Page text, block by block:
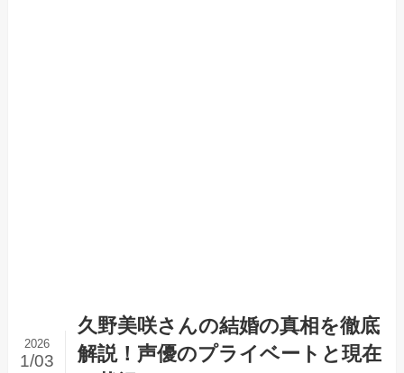
久野美咲さんの結婚の真相を徹底
解説！声優のプライベートと現在
2026
1/03